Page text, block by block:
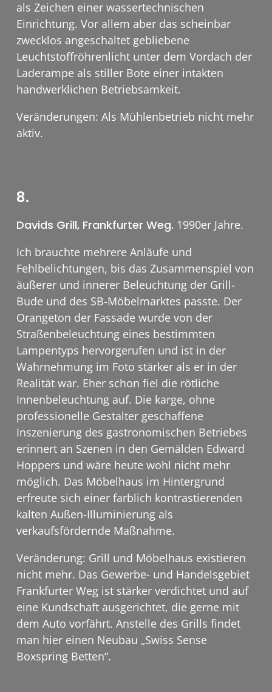
als Zeichen einer wassertechnischen
Einrichtung. Vor allem aber das scheinbar
zwecklos angeschaltet gebliebene
Leuchtstoffröhrenlicht unter dem Vordach der
Laderampe als stiller Bote einer intakten
handwerklichen Betriebsamkeit.
Veränderungen: Als Mühlenbetrieb nicht mehr
aktiv.
8.
Davids Grill, Frankfurter Weg. 1990er Jahre.
Ich brauchte mehrere Anläufe und
Fehlbelichtungen, bis das Zusammenspiel von
äußerer und innerer Beleuchtung der Grill-
Bude und des SB-Möbelmarktes passte. Der
Orangeton der Fassade wurde von der
Straßenbeleuchtung eines bestimmten
Lampentyps hervorgerufen und ist in der
Wahrnehmung im Foto stärker als er in der
Realität war. Eher schon fiel die rötliche
Innenbeleuchtung auf. Die karge, ohne
professionelle Gestalter geschaffene
Inszenierung des gastronomischen Betriebes
erinnert an Szenen in den Gemälden Edward
Hoppers und wäre heute wohl nicht mehr
möglich. Das Möbelhaus im Hintergrund
erfreute sich einer farblich kontrastierenden
kalten Außen-Illuminierung als
verkaufsfördernde Maßnahme.
Veränderung: Grill und Möbelhaus existieren
nicht mehr. Das Gewerbe- und Handelsgebiet
Frankfurter Weg ist stärker verdichtet und auf
eine Kundschaft ausgerichtet, die gerne mit
dem Auto vorfährt. Anstelle des Grills findet
man hier einen Neubau „Swiss Sense
Boxspring Betten“.